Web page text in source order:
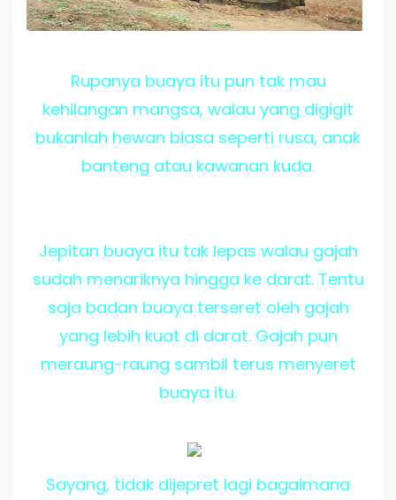
Rupanya buaya itu pun tak mau
kehilangan mangsa, walau yang digigit
bukanlah hewan biasa seperti rusa, anak
banteng atau kawanan kuda.
Jepitan buaya itu tak lepas walau gajah
sudah menariknya hingga ke darat. Tentu
saja badan buaya terseret oleh gajah
yang lebih kuat di darat. Gajah pun
meraung-raung sambil terus menyeret
buaya itu.
Sayang, tidak dijepret lagi bagaimana